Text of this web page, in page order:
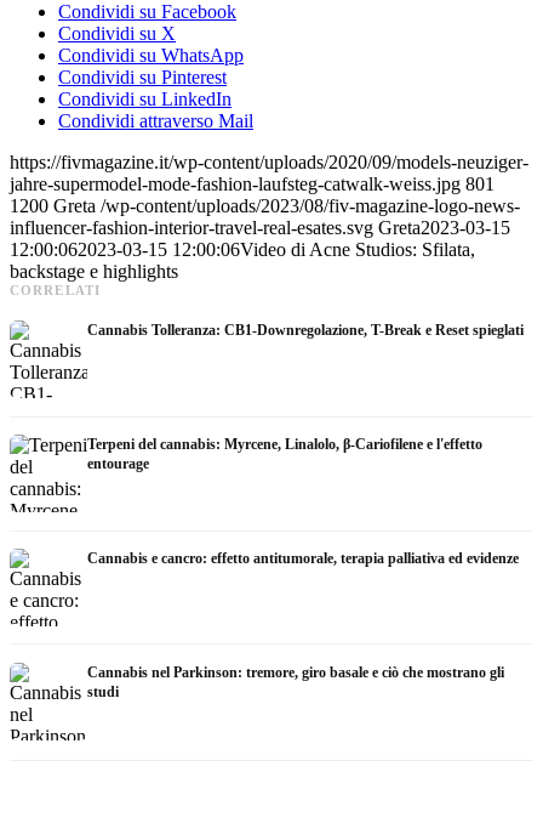
Condividi su Facebook
Condividi su X
Condividi su WhatsApp
Condividi su Pinterest
Condividi su LinkedIn
Condividi attraverso Mail
https://fivmagazine.it/wp-content/uploads/2020/09/models-neuziger-
jahre-supermodel-mode-fashion-laufsteg-catwalk-weiss.jpg 801
1200 Greta /wp-content/uploads/2023/08/fiv-magazine-logo-news-
influencer-fashion-interior-travel-real-esates.svg Greta2023-03-15
12:00:062023-03-15 12:00:06Video di Acne Studios: Sfilata,
backstage e highlights
CORRELATI
Cannabis Tolleranza: CB1-Downregolazione, T-Break e Reset spieglati
Terpeni del cannabis: Myrcene, Linalolo, β-Cariofilene e l'effetto
entourage
Cannabis e cancro: effetto antitumorale, terapia palliativa ed evidenze
Cannabis nel Parkinson: tremore, giro basale e ciò che mostrano gli
studi